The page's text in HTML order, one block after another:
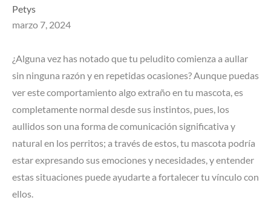
Petys
marzo 7, 2024
¿Alguna vez has notado que tu peludito comienza a aullar
sin ninguna razón y en repetidas ocasiones? Aunque puedas
ver este comportamiento algo extraño en tu mascota, es
completamente normal desde sus instintos, pues, los
aullidos son una forma de comunicación significativa y
natural en los perritos; a través de estos, tu mascota podría
estar expresando sus emociones y necesidades, y entender
estas situaciones puede ayudarte a fortalecer tu vínculo con
ellos.